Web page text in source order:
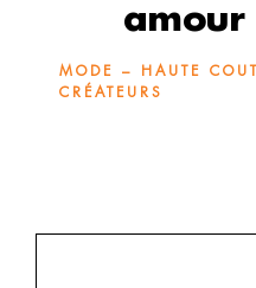
amour
MODE – HAUTE
CRÉATEURS